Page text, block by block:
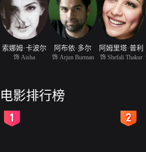
索娜姆·卡波尔
饰 Aisha
阿布依·多尔
饰 Arjun Burman
阿姆里塔·普利
饰 Shefali Thakur
电影排行榜